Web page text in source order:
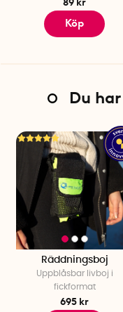
Köp
Du
Räddningsboj
Uppblåsbar livboj i
fickformat
695 kr